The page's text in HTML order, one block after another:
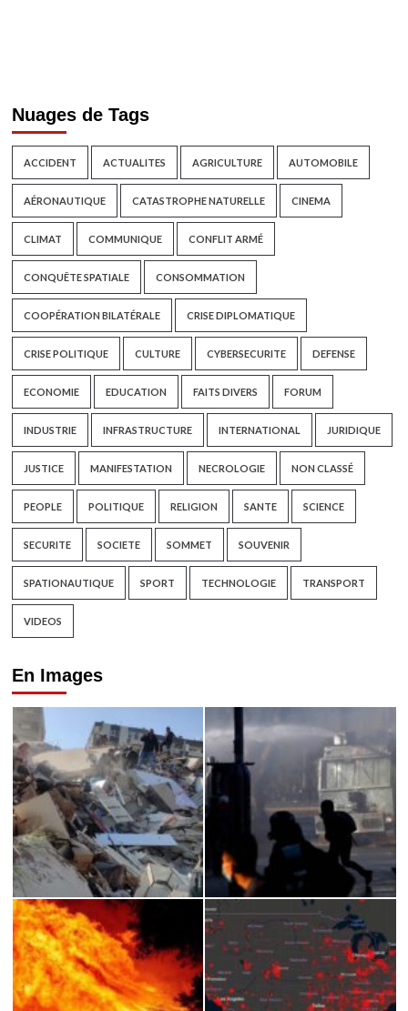
Nuages de Tags
ACCIDENT ACTUALITES AGRICULTURE AUTOMOBILE
AÉRONAUTIQUE CATASTROPHE NATURELLE CINEMA
CLIMAT COMMUNIQUE CONFLIT ARMÉ
CONQUÊTE SPATIALE CONSOMMATION
COOPÉRATION BILATÉRALE CRISE DIPLOMATIQUE
CRISE POLITIQUE CULTURE CYBERSECURITE DEFENSE
ECONOMIE EDUCATION FAITS DIVERS FORUM
INDUSTRIE INFRASTRUCTURE INTERNATIONAL JURIDIQUE
JUSTICE MANIFESTATION NECROLOGIE NON CLASSÉ
PEOPLE POLITIQUE RELIGION SANTE SCIENCE
SECURITE SOCIETE SOMMET SOUVENIR
SPATIONAUTIQUE SPORT TECHNOLOGIE TRANSPORT
VIDEOS
En Images